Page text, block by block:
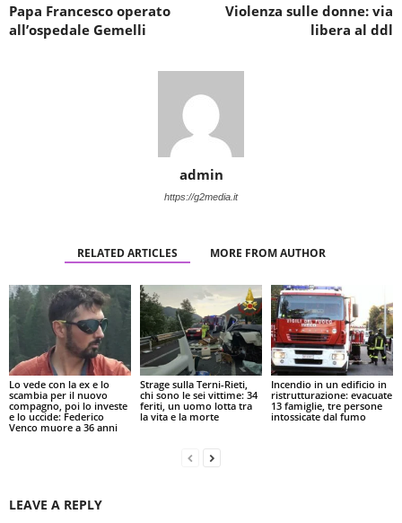
Papa Francesco operato
all’ospedale Gemelli
Violenza sulle donne: via
libera al ddl
admin
https://g2media.it
RELATED ARTICLES MORE FROM AUTHOR
Lo vede con la ex e lo
scambia per il nuovo
compagno, poi lo investe
e lo uccide: Federico
Venco muore a 36 anni
Strage sulla Terni-Rieti,
chi sono le sei vittime: 34
feriti, un uomo lotta tra
la vita e la morte
Incendio in un edificio in
ristrutturazione: evacuate
13 famiglie, tre persone
intossicate dal fumo
LEAVE A REPLY